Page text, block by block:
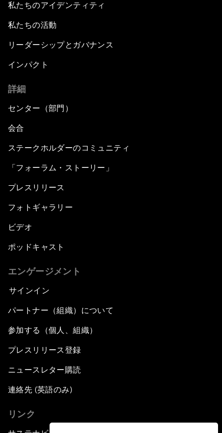
私たちのアイデンティティ
私たちの活動
リーダーシップとガバナンス
インパクト
詳細
センター（部門）
会合
ステークホルダーのコミュニティ
「フォーラム・ストーリー」
プレスリリース
フォトギャラリー
ビデオ
ポッドキャスト
エンゲージメント
サインイン
パートナー（組織）について
参加する（個人、組織）
プレスリリース登録
ニュースレター購読
連絡先 (英語のみ)
リンク